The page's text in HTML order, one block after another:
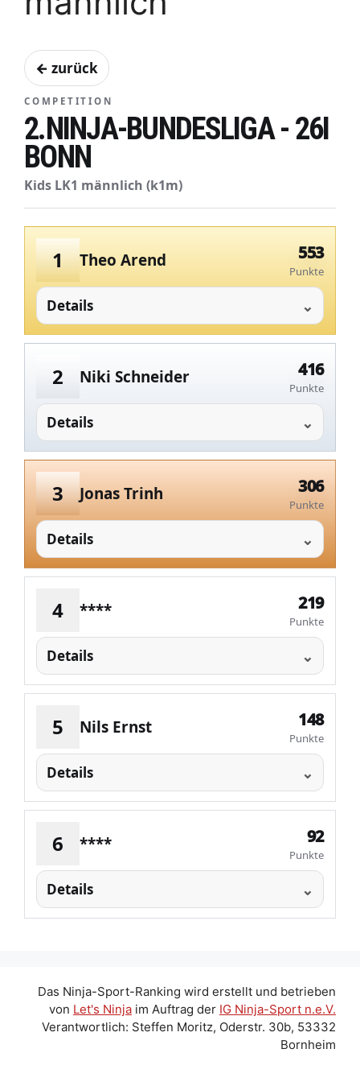
← zurück
COMPETITION
2.NINJA-BUNDESLIGA - 26I
BONN
Kids LK1 männlich (k1m)
1 Theo Arend 553
Punkte
Details
2 Niki Schneider 416
Punkte
Details
3 Jonas Trinh 306
Punkte
Details
4 **** 219
Punkte
Details
5 Nils Ernst 148
Punkte
Details
6 **** 92
Punkte
Details
Das Ninja-Sport-Ranking wird erstellt und betrieben
von Let's Ninja im Auftrag der IG Ninja-Sport n.e.V.
Verantwortlich: Steffen Moritz, Oderstr. 30b, 53332
Bornheim